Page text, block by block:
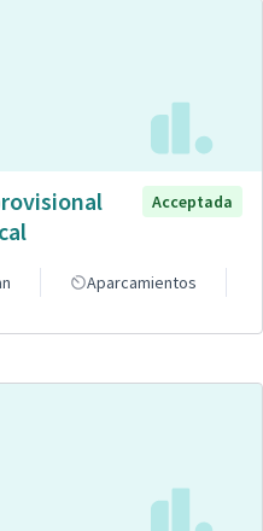
Acceptada
Aparcamientos